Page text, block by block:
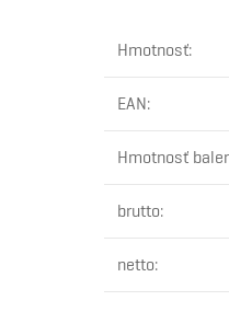
Hmotnosť:
EAN:
Hmotnosť
brutto:
netto: